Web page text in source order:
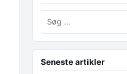
Seneste artikler